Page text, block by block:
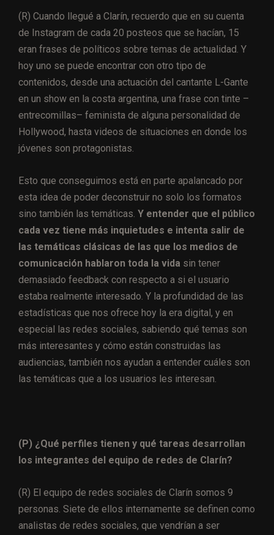
(R) Cuando llegué a Clarín, recuerdo que en su cuenta
de Instagram de cada 20 posteos que se hacían, 15
eran frases de políticos sobre temas de actualidad. Y
hoy uno se puede encontrar con otro tipo de
contenidos, desde una actuación del cantante L-Gante
en un show en la costa argentina, una frase con tinte –
entrecomillas– feminista de alguna personalidad de
Hollywood, hasta videos de situaciones en donde los
jóvenes son protagonistas.
Esto que conseguimos está en parte apalancado por
esta idea de poder deconstruir no solo los formatos
sino también las temáticas. Y entender que el público
cada vez tiene más inquietudes e intenta salir de
las temáticas clásicas de las que los medios de
comunicación hablaron toda la vida sin tener
demasiado feedback con respecto a si el usuario
estaba realmente interesado. Y la profundidad de las
estadísticas que nos ofrece hoy la era digital, y en
especial las redes sociales, sabiendo qué temas son
más interesantes y cómo están construidas las
audiencias, también nos ayudan a entender cuáles son
las temáticas que a los usuarios les interesan.
(P) ¿Qué perfiles tienen y qué tareas desarrollan
los integrantes del equipo de redes de Clarín?
(R) El equipo de redes sociales de Clarín somos 9
personas. Siete de ellos internamente se definen como
analistas de redes sociales, que vendrían a ser